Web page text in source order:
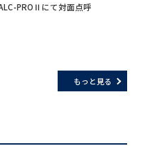
PROⅡにて対面点呼
もっと見る